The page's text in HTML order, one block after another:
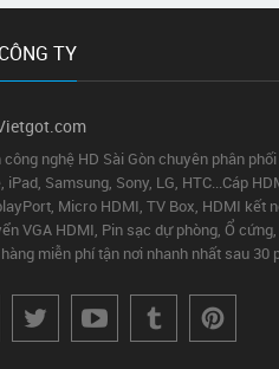
TY
công nghệ HD Sài Gòn chuyên phân
iPad, Samsung, Sony, LG, HTC...Cáp
Micro HDMI, TV Box, HDMI kết
VGA HDMI, Pin sạc dự phòng, Ổ
miễn phí tận nơi nhanh nhất sau 30